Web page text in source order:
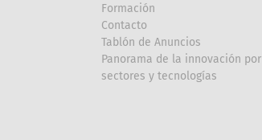
Formación
Contacto
Tablón de Anuncios
Panorama de la innovación por
sectores y tecnologías